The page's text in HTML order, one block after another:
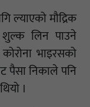
ल्याएको मौद्रिक
शुल्क लिन पाउने
भाइरसको
निकाले पनि
।